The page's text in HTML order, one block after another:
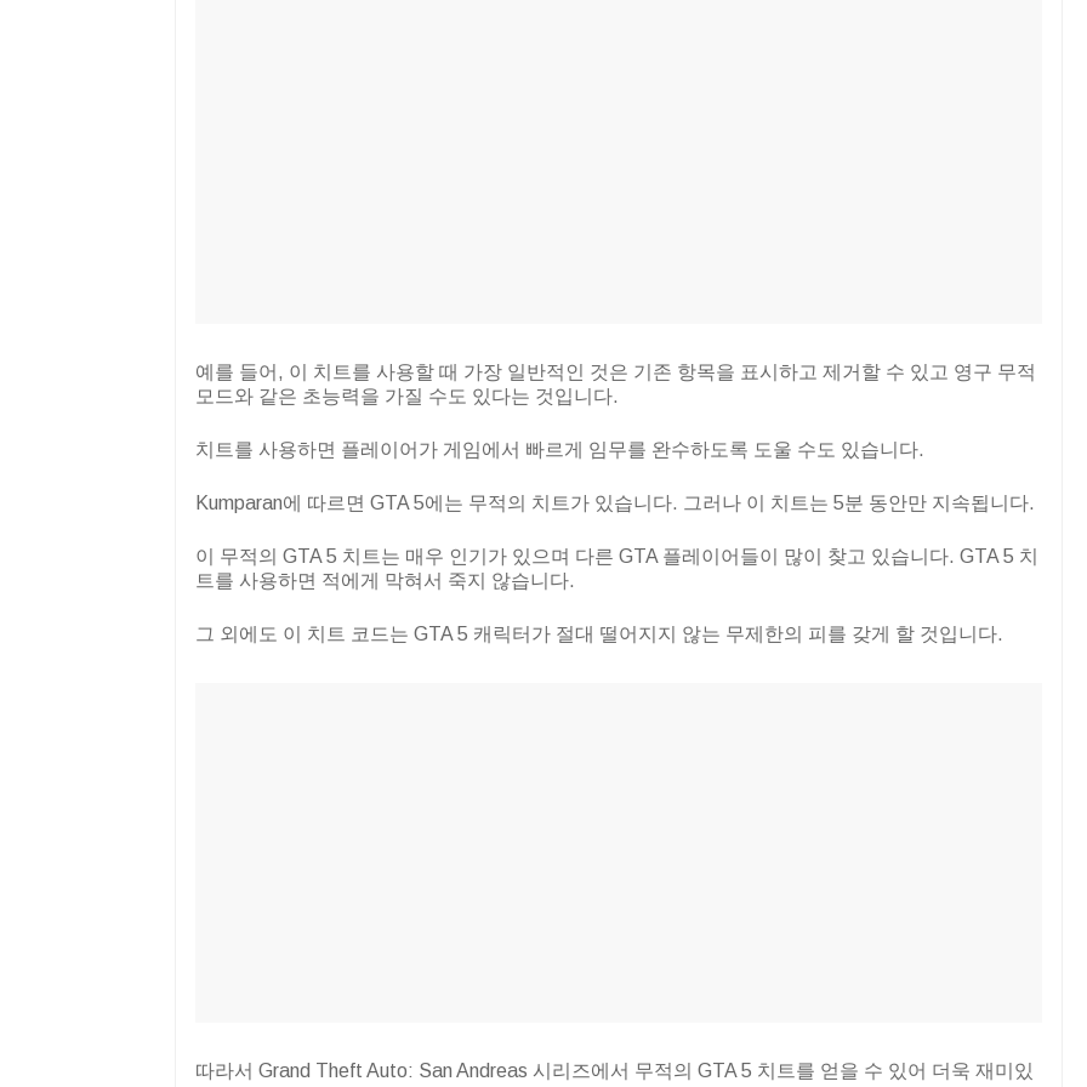
예를 들어, 이 치트를 사용할 때 가장 일반적인 것은 기존 항목을 표시하고 제거할 수 있고 영구 무적
모드와 같은 초능력을 가질 수도 있다는 것입니다.
치트를 사용하면 플레이어가 게임에서 빠르게 임무를 완수하도록 도울 수도 있습니다.
Kumparan에 따르면 GTA 5에는 무적의 치트가 있습니다. 그러나 이 치트는 5분 동안만 지속됩니다.
이 무적의 GTA 5 치트는 매우 인기가 있으며 다른 GTA 플레이어들이 많이 찾고 있습니다. GTA 5 치
트를 사용하면 적에게 막혀서 죽지 않습니다.
그 외에도 이 치트 코드는 GTA 5 캐릭터가 절대 떨어지지 않는 무제한의 피를 갖게 할 것입니다.
따라서 Grand Theft Auto: San Andreas 시리즈에서 무적의 GTA 5 치트를 얻을 수 있어 더욱 재미있